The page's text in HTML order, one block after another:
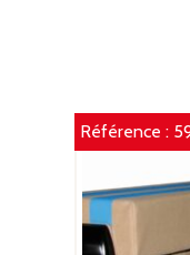
Référence :